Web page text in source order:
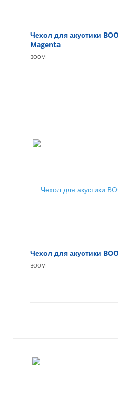
Чехол для акустики
Magenta
BOOM
Чехол для акустики
BOOM